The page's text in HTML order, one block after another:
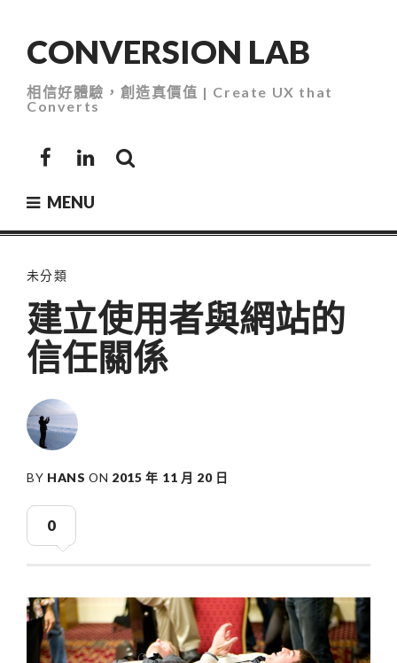
contentCONVERSION LAB
相信好體驗，創造真價值 | Create UX that
Converts
FacebookLinkedIn
MENU
未分類
建立使用者與網站的
信任關係
BY HANS ON 2015 年 11 月 20 日
0